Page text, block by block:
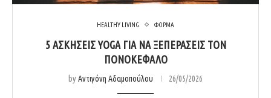
HEALTHY LIVING ΦΟΡΜΑ
5 ΑΣΚΉΣΕΙΣ YOGA ΓΙΑ ΝΑ ΞΕΠΕΡΆΣΕΙΣ ΤΟΝ
ΠΟΝΟΚΈΦΑΛΟ
byΑντιγόνη Αδαμοπούλου 26/05/2026